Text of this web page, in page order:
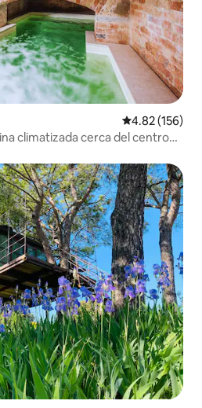
Calificación
4.82 (156)
climatizada cerca del centro